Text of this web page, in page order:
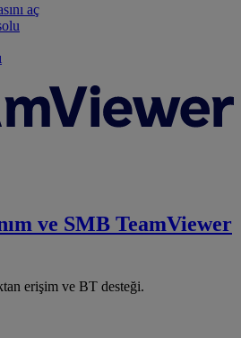
aç
ve SMB TeamViewer
erişim ve BT desteği.